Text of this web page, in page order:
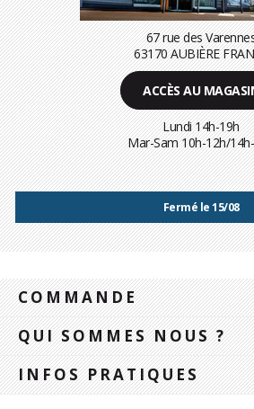
67 rue des
63170 AUBIÈRE
ACCÈS AU
Lundi 14h-19h
Mar-Sam 10h-12h/
Fermé le 15/08
COMMANDE
QUI SOMMES NOUS ?
INFOS PRATIQUES